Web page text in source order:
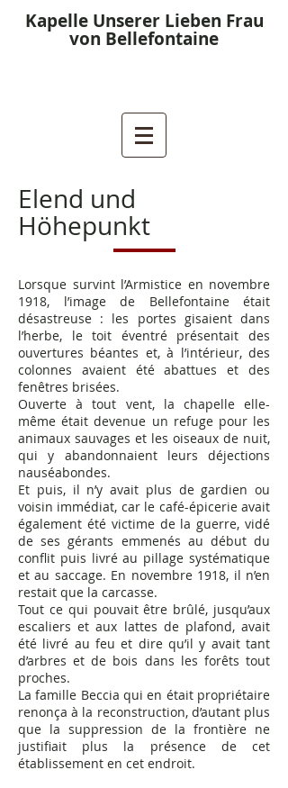
Kapelle Unserer Lieben Frau
von Bellefontaine
Elend und
Höhepunkt
Lorsque survint l’Armistice en novembre
1918, l’image de Bellefontaine était
désastreuse : les portes gisaient dans
l’herbe, le toit éventré présentait des
ouvertures béantes et, à l’intérieur, des
colonnes avaient été abattues et des
fenêtres brisées.
Ouverte à tout vent, la chapelle elle-
même était devenue un refuge pour les
animaux sauvages et les oiseaux de nuit,
qui y abandonnaient leurs déjections
nauséabondes.
Et puis, il n’y avait plus de gardien ou
voisin immédiat, car le café-épicerie avait
également été victime de la guerre, vidé
de ses gérants emmenés au début du
conflit puis livré au pillage systématique
et au saccage. En novembre 1918, il n’en
restait que la carcasse.
Tout ce qui pouvait être brûlé, jusqu’aux
escaliers et aux lattes de plafond, avait
été livré au feu et dire qu’il y avait tant
d’arbres et de bois dans les forêts tout
proches.
La famille Beccia qui en était propriétaire
renonça à la reconstruction, d’autant plus
que la suppression de la frontière ne
justifiait plus la présence de cet
établissement en cet endroit.